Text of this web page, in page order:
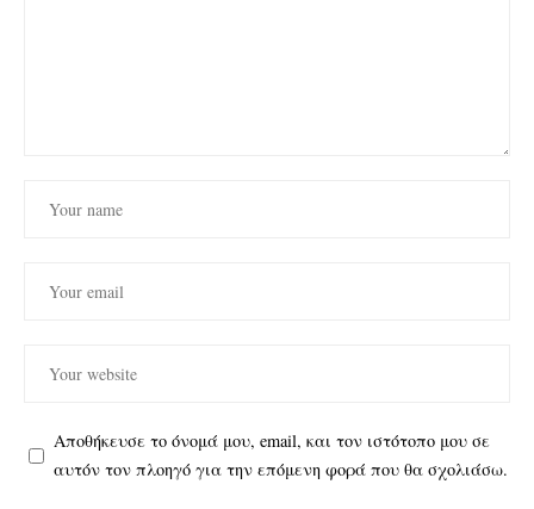
Αποθήκευσε το όνομά μου, email, και τον ιστότοπο μου σε
αυτόν τον πλοηγό για την επόμενη φορά που θα σχολιάσω.